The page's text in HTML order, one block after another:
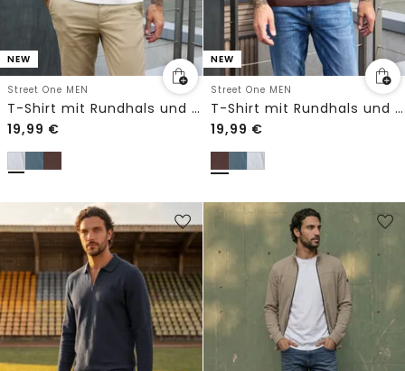
NEW
Street One MEN
T-Shirt mit Rundhals und Print
19,99 €
NEW
Street One MEN
T-Shirt mit Rundhals und Print
19,99 €